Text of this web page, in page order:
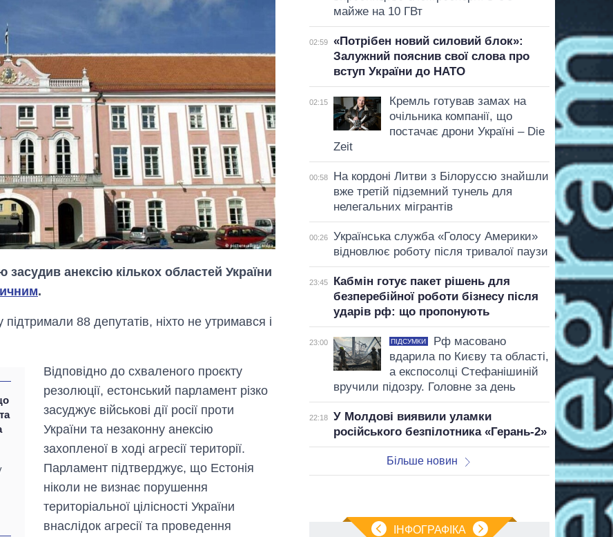
анексію кількох областей України
.
підтримали 88 депутатів, ніхто не утримався і
Відповідно до схваленого проєкту
резолюції, естонський парламент різко
засуджує військові дії росії проти
України та незаконну анексію
захопленої в ході агресії території.
Парламент підтверджує, що Естонія
ніколи не визнає порушення
територіальної цілісності України
внаслідок агресії та проведення
майже на 10 ГВт
02:59
«Потрібен новий силовий блок»:
Залужний пояснив свої слова про
вступ України до НАТО
02:15
Кремль готував замах на
очільника компанії, що
постачає дрони Україні – Die
Zeit
00:58
На кордоні Литви з Білоруссю знайшли
вже третій підземний тунель для
нелегальних мігрантів
00:26
Українська служба «Голосу Америки»
відновлює роботу після тривалої паузи
23:45
Кабмін готує пакет рішень для
безперебійної роботи бізнесу після
ударів рф: що пропонують
23:00 ПІДСУМКИ
Рф масовано
вдарила по Києву та області,
а експосолці Стефанішиній
вручили підозру. Головне за день
22:18
У Молдові виявили уламки
російського безпілотника «Герань-2»
Більше новин
ІНФОГРАФІКА